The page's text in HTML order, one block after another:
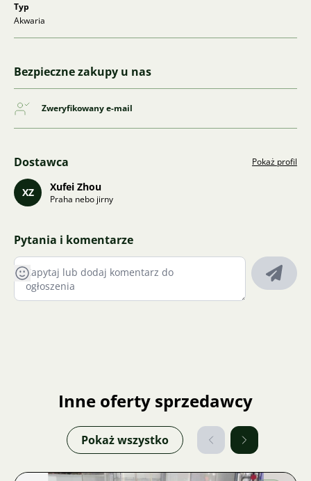
Typ
Akwaria
Bezpieczne zakupy u nas
Zweryfikowany e-mail
Dostawca Pokaż profil
XZ Xufei Zhou
Praha nebo jirny
Pytania i komentarze
Inne oferty sprzedawcy
Pokaż wszystko